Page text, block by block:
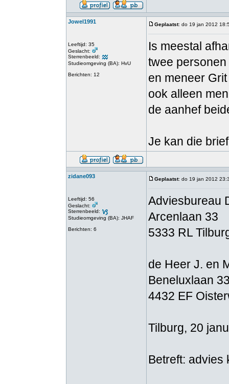
Jowel1991
Leeftijd: 35
Geslacht:
Sterrenbeeld:
Studieomgeving (BA): HvU
Berichten: 12
Geplaatst: do 19 jan 2012
Is meestal
twee
en meneer
ook alleen
de aanhef
Je kan die
zidane093
Leeftijd: 56
Geslacht:
Sterrenbeeld:
Studieomgeving (BA): JHAF
Berichten: 6
Geplaatst: do 19 jan 2012
Adviesbureau
Arcenlaan 33
5333 RL
de Heer J. en
Beneluxlaan
4432 EF
Tilburg, 20
Betreft: advies